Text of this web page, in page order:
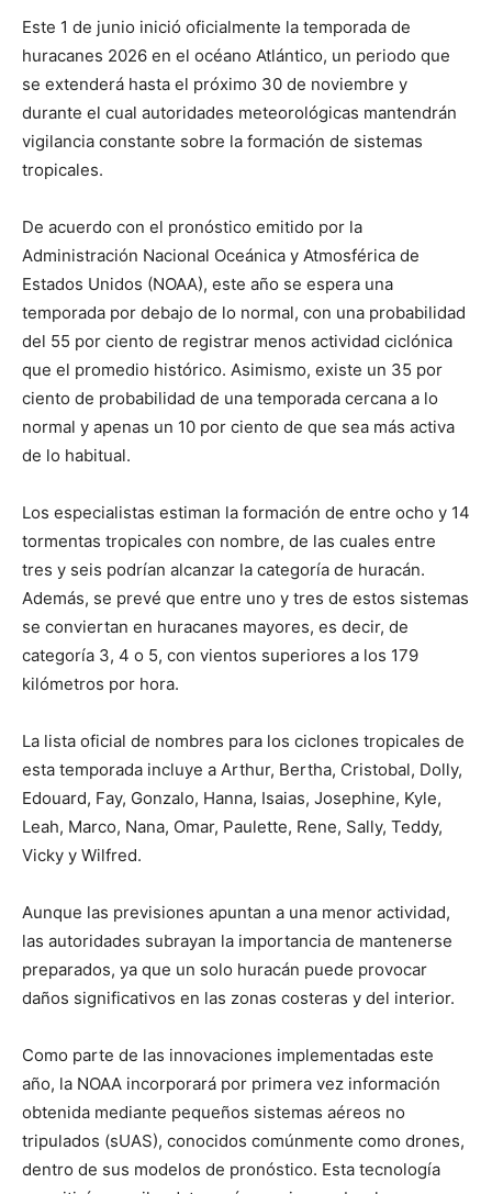
Este 1 de junio inició oficialmente la temporada de
huracanes 2026 en el océano Atlántico, un periodo que
se extenderá hasta el próximo 30 de noviembre y
durante el cual autoridades meteorológicas mantendrán
vigilancia constante sobre la formación de sistemas
tropicales.
De acuerdo con el pronóstico emitido por la
Administración Nacional Oceánica y Atmosférica de
Estados Unidos (NOAA), este año se espera una
temporada por debajo de lo normal, con una probabilidad
del 55 por ciento de registrar menos actividad ciclónica
que el promedio histórico. Asimismo, existe un 35 por
ciento de probabilidad de una temporada cercana a lo
normal y apenas un 10 por ciento de que sea más activa
de lo habitual.
Los especialistas estiman la formación de entre ocho y 14
tormentas tropicales con nombre, de las cuales entre
tres y seis podrían alcanzar la categoría de huracán.
Además, se prevé que entre uno y tres de estos sistemas
se conviertan en huracanes mayores, es decir, de
categoría 3, 4 o 5, con vientos superiores a los 179
kilómetros por hora.
La lista oficial de nombres para los ciclones tropicales de
esta temporada incluye a Arthur, Bertha, Cristobal, Dolly,
Edouard, Fay, Gonzalo, Hanna, Isaias, Josephine, Kyle,
Leah, Marco, Nana, Omar, Paulette, Rene, Sally, Teddy,
Vicky y Wilfred.
Aunque las previsiones apuntan a una menor actividad,
las autoridades subrayan la importancia de mantenerse
preparados, ya que un solo huracán puede provocar
daños significativos en las zonas costeras y del interior.
Como parte de las innovaciones implementadas este
año, la NOAA incorporará por primera vez información
obtenida mediante pequeños sistemas aéreos no
tripulados (sUAS), conocidos comúnmente como drones,
dentro de sus modelos de pronóstico. Esta tecnología